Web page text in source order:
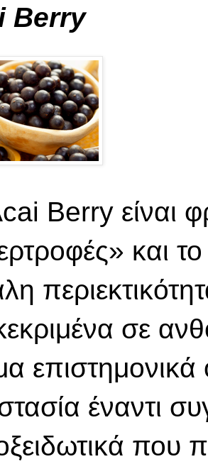
Berry
Berry είναι
και
σε
έναντι
που